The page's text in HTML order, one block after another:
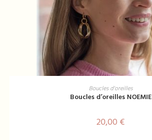
AJOUTER AU PANIER
Boucles d'oreilles
Boucles d’oreilles NOEMIE
20,00 €